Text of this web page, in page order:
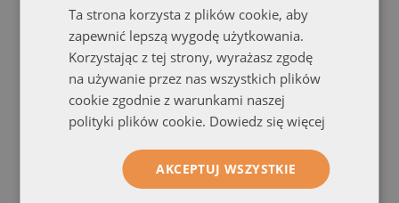
Fotoobraz na płótnie
Jajka i Bazie(#och-250666575)
rozmiar od: 100x50 cm
Zdjęcie na płótnie
Jajka i Tulipany na Deskach
(#och-250233303)
154.99 zł
Ta strona korzysta z plików cookie, aby
zapewnić lepszą wygodę użytkowania.
Korzystając z tej strony, wyrażasz zgodę
na używanie przez nas wszystkich plików
cookie zgodnie z warunkami naszej
polityki plików cookie. Dowiedz się więcej
AKCEPTUJ WSZYSTKIE